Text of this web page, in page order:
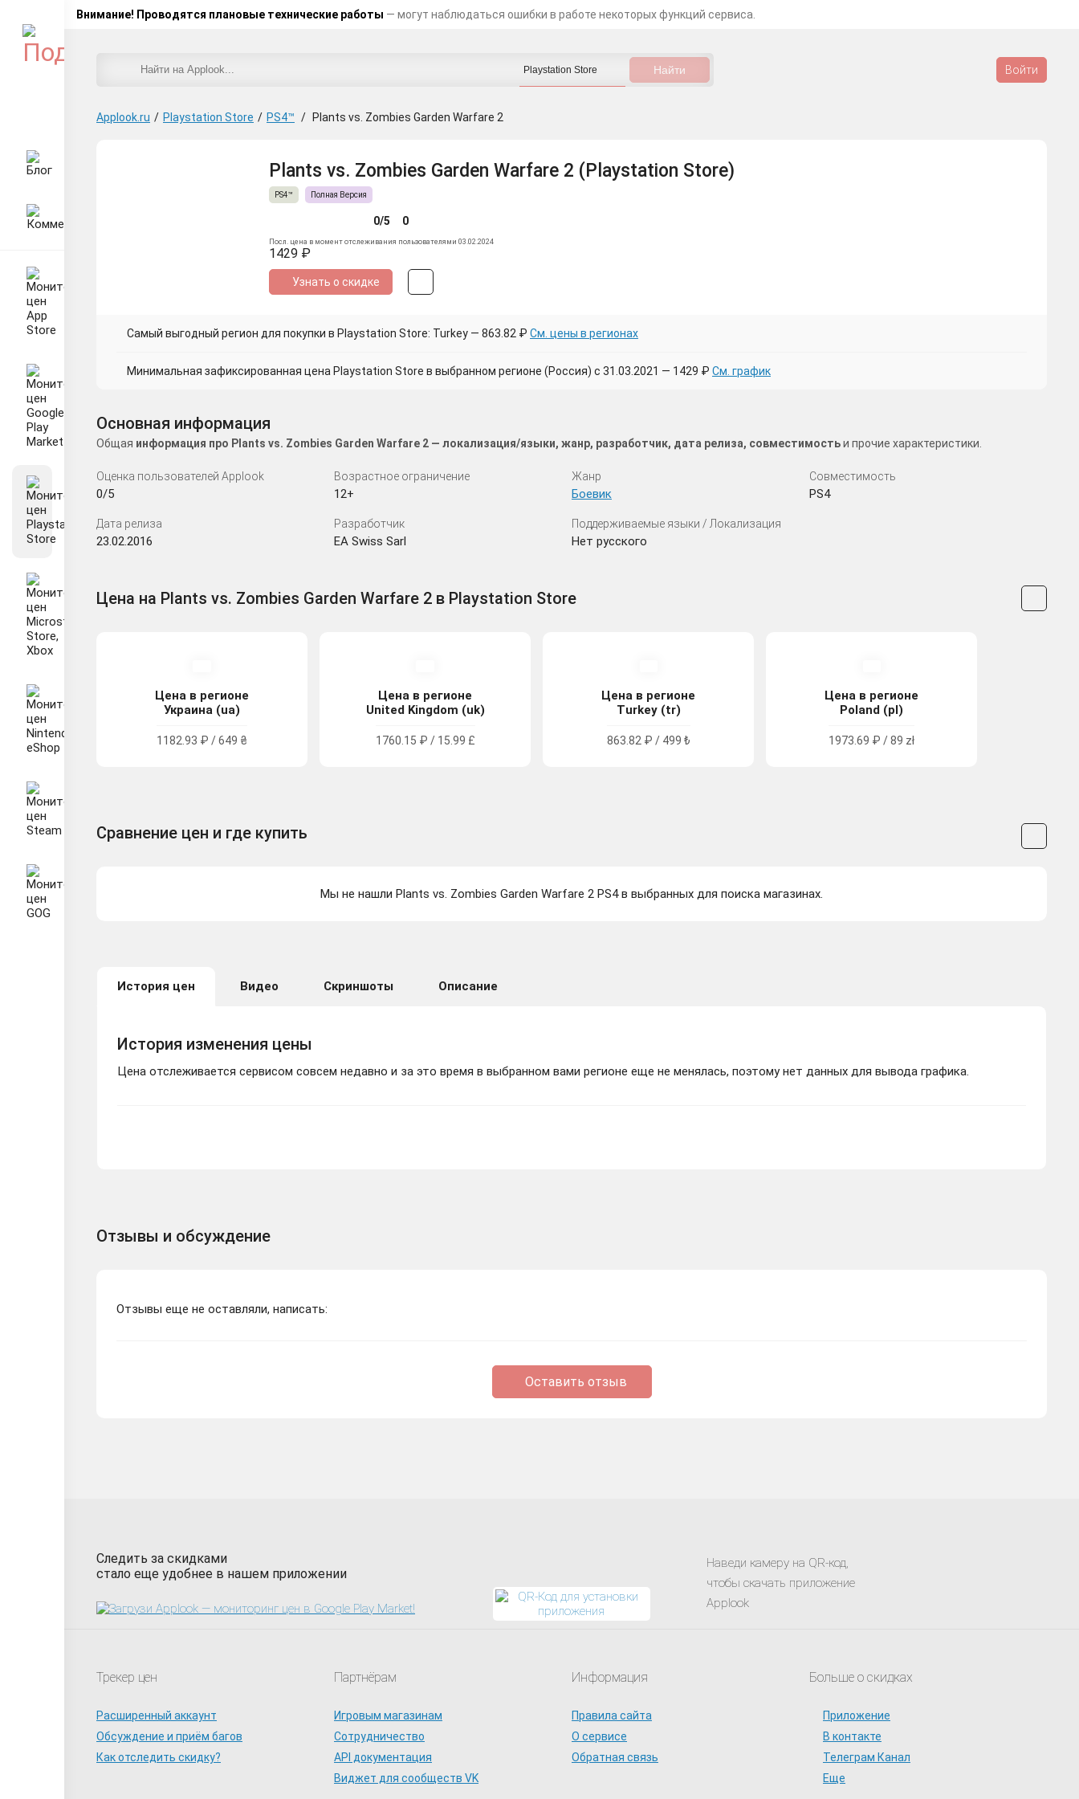
Внимание! Проводятся плановые технические работы — могут наблюдаться ошибки в работе некоторых функций сервиса.
Войти
Applook.ru / Playstation Store / PS4™ / Plants vs. Zombies Garden Warfare 2
Plants vs. Zombies Garden Warfare 2 (Playstation Store)
PS4™ Полная Версия
0/5 0
Посл. цена в момент отслеживания пользователями 03.02.2024
1429 ₽
Узнать о скидке
Самый выгодный регион для покупки в Playstation Store: Turkey — 863.82 ₽ См. цены в регионах
Минимальная зафиксированная цена Playstation Store в выбранном регионе (Россия) с 31.03.2021 — 1429 ₽ См. график
Основная информация
Общая информация про Plants vs. Zombies Garden Warfare 2 — локализация/языки, жанр, разработчик, дата релиза, совместимостьи прочие характеристики.
Оценка пользователей Applook
0/5
Возрастное ограничение
12+
Жанр
Боевик
Совместимость
PS4
Дата релиза
23.02.2016
Разработчик
EA Swiss Sarl
Поддерживаемые языки / Локализация
Нет русского
Цена на Plants vs. Zombies Garden Warfare 2 в Playstation Store
Цена в регионе
Украина (ua)
1182.93 ₽ / 649 ₴
Цена в регионе
United Kingdom (uk)
1760.15 ₽ / 15.99 £
Цена в регионе
Turkey (tr)
863.82 ₽ / 499 ₺
Цена в регионе
Poland (pl)
1973.69 ₽ / 89 zł
Сравнение цен и где купить
Мы не нашли Plants vs. Zombies Garden Warfare 2 PS4 в выбранных для поиска магазинах.
История цен Видео Скриншоты Описание
История изменения цены
Цена отслеживается сервисом совсем недавно и за это время в выбранном вами регионе еще не менялась, поэтому нет данных для вывода графика.
Отзывы и обсуждение
Отзывы еще не оставляли, написать:
Оставить отзыв
Следить за скидками
стало еще удобнее в нашем приложении
Наведи камеру на QR-код,
чтобы скачать приложение
Applook
Трекер цен
Расширенный аккаунт
Обсуждение и приём багов
Как отследить скидку?
Партнёрам
Игровым магазинам
Сотрудничество
API документация
Виджет для сообществ VK
Информация
Правила сайта
О сервисе
Обратная связь
Больше о скидках
Приложение
В контакте
Телеграм Канал
Еще